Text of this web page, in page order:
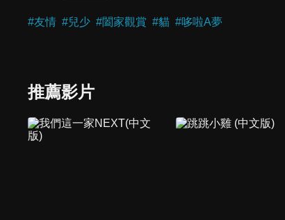
#友情 #兒少 #闔家觀賞 #貓 #哆啦A夢
推薦影片